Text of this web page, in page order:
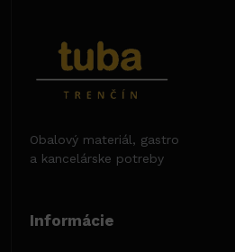
Obalový materiál, gastro
a kancelárske potreby
Informácie